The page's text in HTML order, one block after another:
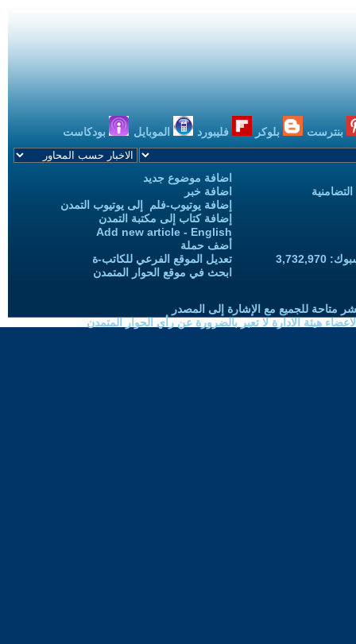
بنترست بلوكر فليبورد الموبايل بودكاست
اضافة موضوع جديد
اضافة خبر
إضافة يوتيوب-فلم إلى يوتيوب التمدن
إضافة كتاب إلى مكتبة التمدن
Add new article - English
أضف حملة
تعديل الموقع الفرعي للكاتب-ة
ابحث في موقع الحوار المتمدن
متاحة للجميع مع الإشارة إلى المصدر
هيئة الادارة لا تعبر بالضرورة عن رأي الحوار المتمدن